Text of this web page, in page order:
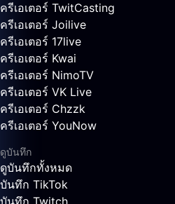
ครีเอเตอร์ TwitCasting
ครีเอเตอร์ Joilive
ครีเอเตอร์ 17live
ครีเอเตอร์ Kwai
ครีเอเตอร์ NimoTV
ครีเอเตอร์ VK Live
ครีเอเตอร์ Chzzk
ครีเอเตอร์ YouNow
ดูบันทึก
ดูบันทึกทั้งหมด
บันทึก TikTok